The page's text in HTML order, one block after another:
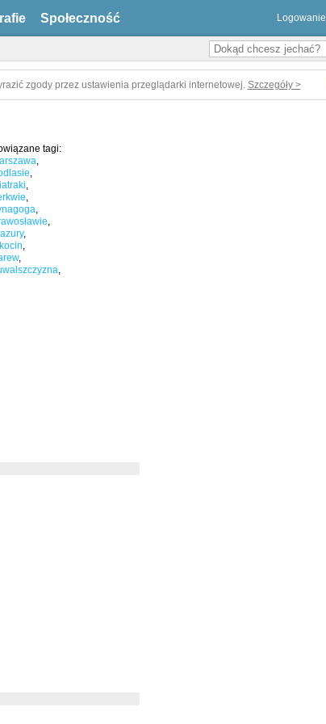
Społeczność Logowanie
zgody przez ustawienia przeglądarki internetowej. Szczegóły >
tagi:
,
,
,
,
,
,
,
,
,
,